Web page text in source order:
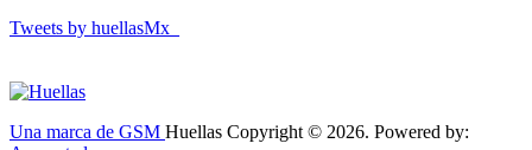
Tweets by huellasMx_
Una marca de GSM Huellas Copyright © 2026. Powered by: